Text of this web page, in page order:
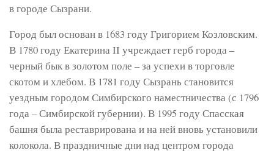
в городе Сызрани.
Город был основан в 1683 году Григорием Козловским.
В 1780 году Екатерина II учреждает герб города –
черный бык в золотом поле – за успехи в торговле
скотом и хлебом. В 1781 году Сызрань становится
уездным городом Симбирского наместничества (с 1796
года – Симбирской губернии). В 1995 году Спасская
башня была реставрирована и на ней вновь установили
колокола. В праздничные дни над центром города